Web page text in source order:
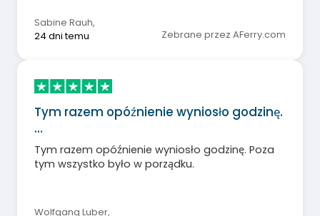
Sabine Rauh,
24 dni temu
Zebrane przez AFerry.com
Tym razem opóźnienie wyniosło godzinę.
…
Tym razem opóźnienie wyniosło godzinę. Poza
tym wszystko było w porządku.
Wolfgang Luber,